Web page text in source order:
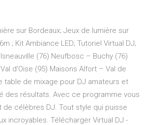
sur Bordeaux; Jeux de lumière sur
; Kit Ambiance LED; Tutoriel Virtual DJ;
(76) Neufbosc – Buchy (76)
d’Oise (95) Maisons Alfort – Val de
table de mixage pour DJ amateurs et
des résultats. Avec ce programme vous
célèbres DJ. Tout style qui puisse
incroyables. Télécharger Virtual DJ -